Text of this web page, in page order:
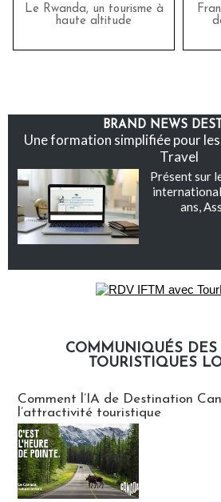
Le Rwanda, un tourisme à
haute altitude
BRAND NEWS
Une formation simplifiée pour
Travel
Présent sur
ans,
COMMUNIQUÉS DES
TOURISTIQUES
Comment l’IA de Destination
l’attractivité touristique